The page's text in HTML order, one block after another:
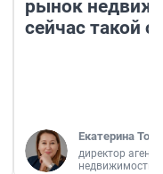
рынок
сейчас такой
Екатерина
директор
недвижимости